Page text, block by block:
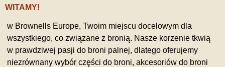
WITAMY!
w Brownells Europe, Twoim miejscu docelowym dla
wszystkiego, co związane z bronią. Nasze korzenie tkwią
w prawdziwej pasji do broni palnej, dlatego oferujemy
niezrównany wybór części do broni, akcesoriów do broni